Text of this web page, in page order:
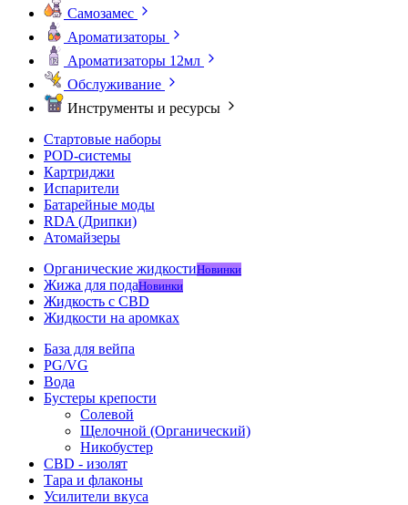
Самозамес
Ароматизаторы
Ароматизаторы 12мл
Обслуживание
Инструменты и ресурсы
Стартовые наборы
POD-системы
Картриджи
Испарители
Батарейные моды
RDA (Дрипки)
Атомайзеры
Органические жидкостиНовинки
Жижа для подаНовинки
Жидкость с CBD
Жидкости на аромках
База для вейпа
PG/VG
Вода
Бустеры крепости
Солевой
Щелочной (Органический)
Никобустер
CBD - изолят
Тара и флаконы
Усилители вкуса